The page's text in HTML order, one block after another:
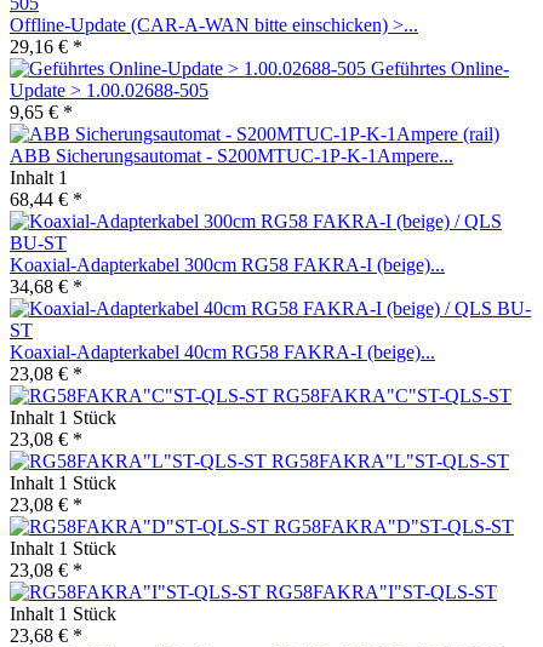
Offline-Update (CAR-A-WAN bitte einschicken) >...
29,16 € *
Geführtes Online-
Update > 1.00.02688-505
9,65 € *
ABB Sicherungsautomat - S200MTUC-1P-K-1Ampere...
Inhalt 1
68,44 € *
Koaxial-Adapterkabel 300cm RG58 FAKRA-I (beige)...
34,68 € *
Koaxial-Adapterkabel 40cm RG58 FAKRA-I (beige)...
23,08 € *
RG58FAKRA"C"ST-QLS-ST
Inhalt 1 Stück
23,08 € *
RG58FAKRA"L"ST-QLS-ST
Inhalt 1 Stück
23,08 € *
RG58FAKRA"D"ST-QLS-ST
Inhalt 1 Stück
23,08 € *
RG58FAKRA"I"ST-QLS-ST
Inhalt 1 Stück
23,68 € *